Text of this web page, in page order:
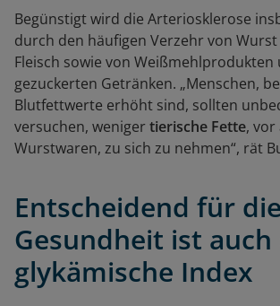
Begünstigt wird die Arteriosklerose
durch den häufigen Verzehr von
Fleisch sowie von Weißmehlprodukten
gezuckerten Getränken. „Menschen,
Blutfettwerte erhöht sind, sollten
versuchen, weniger tierische Fette, vor
Wurstwaren, zu sich zu nehmen“, rät
Entscheidend für die
Gesundheit ist
glykämische Index